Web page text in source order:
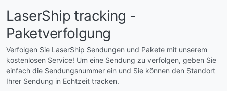
LaserShip tracking -
Paketverfolgung
Verfolgen Sie LaserShip Sendungen und Pakete mit unserem
kostenlosen Service! Um eine Sendung zu verfolgen, geben Sie
einfach die Sendungsnummer ein und Sie können den Standort
Ihrer Sendung in Echtzeit tracken.